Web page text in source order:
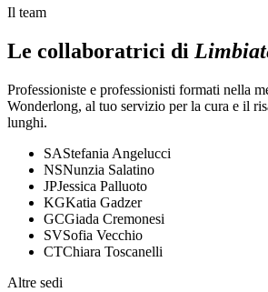
Il team
Le collaboratrici di
Professioniste e professionisti formati nella
Wonderlong, al tuo servizio per la cura e il
lunghi.
SAStefania Angelucci
NSNunzia Salatino
JPJessica Palluoto
KGKatia Gadzer
GCGiada Cremonesi
SVSofia Vecchio
CTChiara Toscanelli
Altre sedi